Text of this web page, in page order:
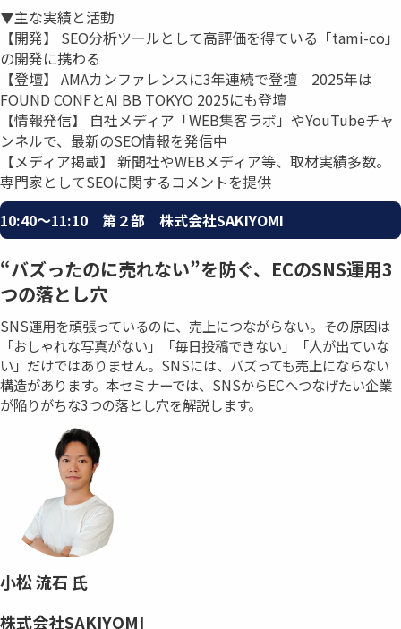
▼主な実績と活動
【開発】 SEO分析ツールとして高評価を得ている「tami-co」
の開発に携わる
【登壇】 AMAカンファレンスに3年連続で登壇 2025年は
FOUND CONFとAI BB TOKYO 2025にも登壇
【情報発信】 自社メディア「WEB集客ラボ」やYouTubeチャ
ンネルで、最新のSEO情報を発信中
【メディア掲載】 新聞社やWEBメディア等、取材実績多数。
専門家としてSEOに関するコメントを提供
10:40〜11:10 第２部 株式会社SAKIYOMI
“バズったのに売れない”を防ぐ、ECのSNS運用3
つの落とし穴
SNS運用を頑張っているのに、売上につながらない。その原因は
「おしゃれな写真がない」「毎日投稿できない」「人が出ていな
い」だけではありません。SNSには、バズっても売上にならない
構造があります。本セミナーでは、SNSからECへつなげたい企業
が陥りがちな3つの落とし穴を解説します。
小松 流石 氏
株式会社SAKIYOMI